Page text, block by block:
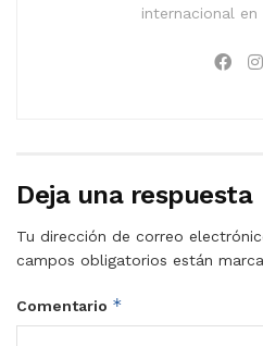
internacional
Deja una respuesta
Tu dirección de correo
campos obligatorios están
Comentario *